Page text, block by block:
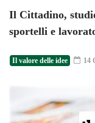
Il Cittadino,
sportelli e
Il valore delle idee 14